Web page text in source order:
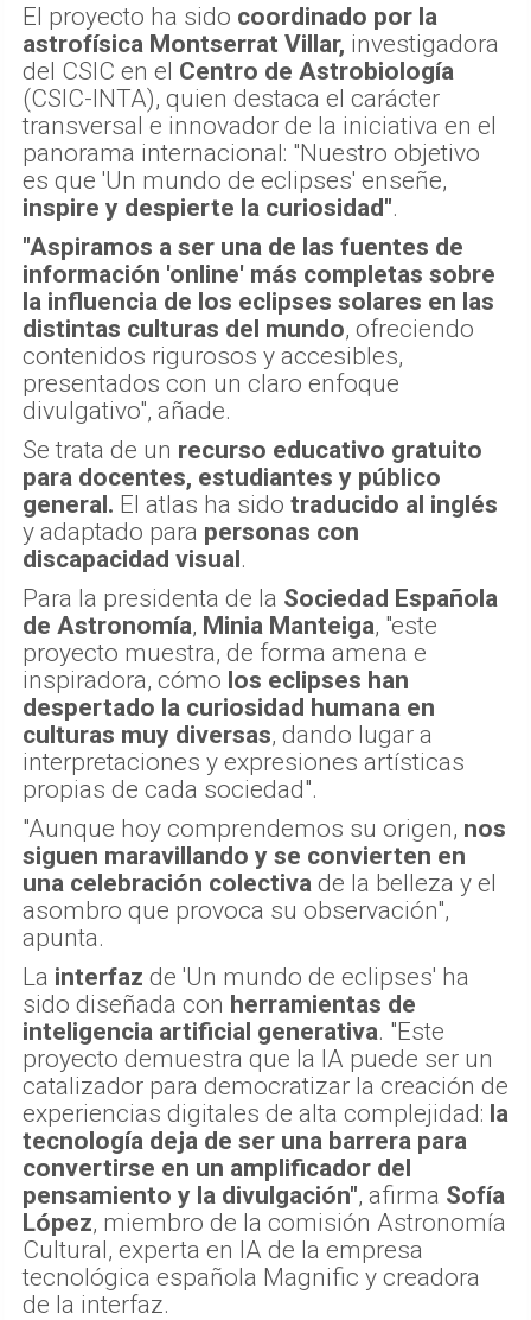
El proyecto ha sido coordinado por la
astrofísica Montserrat Villar, investigadora
del CSIC en el Centro de Astrobiología
(CSIC-INTA), quien destaca el carácter
transversal e innovador de la iniciativa en el
panorama internacional: "Nuestro objetivo
es que 'Un mundo de eclipses' enseñe,
inspire y despierte la curiosidad".
"Aspiramos a ser una de las fuentes de
información 'online' más completas sobre
la influencia de los eclipses solares en las
distintas culturas del mundo, ofreciendo
contenidos rigurosos y accesibles,
presentados con un claro enfoque
divulgativo", añade.
Se trata de un recurso educativo gratuito
para docentes, estudiantes y público
general. El atlas ha sido traducido al inglés
y adaptado para personas con
discapacidad visual.
Para la presidenta de la Sociedad Española
de Astronomía, Minia Manteiga, "este
proyecto muestra, de forma amena e
inspiradora, cómo los eclipses han
despertado la curiosidad humana en
culturas muy diversas, dando lugar a
interpretaciones y expresiones artísticas
propias de cada sociedad".
"Aunque hoy comprendemos su origen, nos
siguen maravillando y se convierten en
una celebración colectiva de la belleza y el
asombro que provoca su observación",
apunta.
La interfaz de 'Un mundo de eclipses' ha
sido diseñada con herramientas de
inteligencia artificial generativa. "Este
proyecto demuestra que la IA puede ser un
catalizador para democratizar la creación de
experiencias digitales de alta complejidad: la
tecnología deja de ser una barrera para
convertirse en un amplificador del
pensamiento y la divulgación", afirma Sofía
López, miembro de la comisión Astronomía
Cultural, experta en IA de la empresa
tecnológica española Magnific y creadora
de la interfaz.